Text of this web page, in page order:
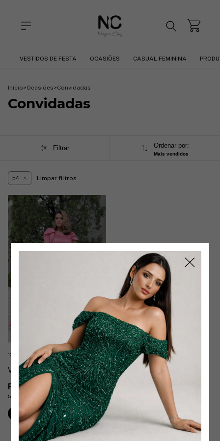
VESTIDOS DE FESTA OCASIÕES CASUAL FEMININA
Início>Ocasiões>Convidadas
Convidadas
Filtrar Ordenar por:
Mais vendidos
54 Limpar filtros
Vestido JoJo Plus Manga Laço
R$549,90
5 sem juros
12 cores
Comprar